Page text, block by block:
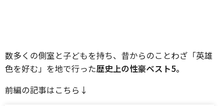
数多くの側室と子どもを持ち、昔からのことわざ「英雄
色を好む」を地で行った歴史上の性豪ベスト5。
前編の記事はこちら↓